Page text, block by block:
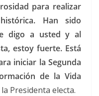
para realizar
Han sido
digo a usted y al
estoy fuerte. Está
iniciar la Segunda
de la Vida
Presidenta electa.